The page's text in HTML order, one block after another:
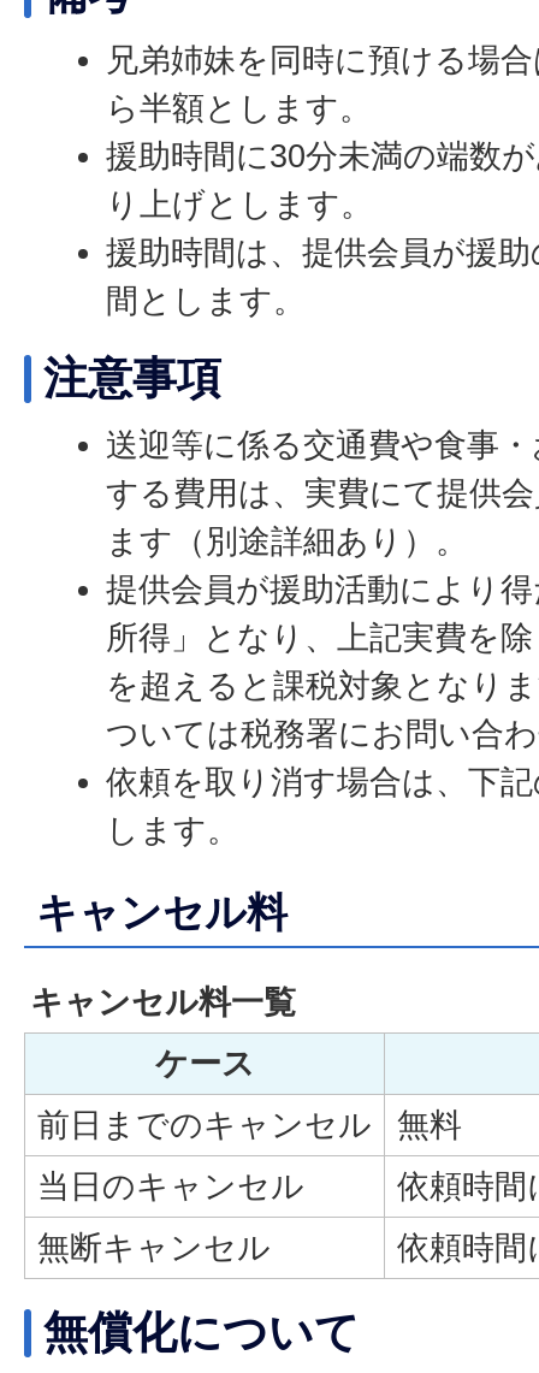
兄弟姉妹を同時に預ける場
ら半額とします。
援助時間に30分未満の端数
り上げとします。
援助時間は、提供会員が援
間とします。
注意事項
送迎等に係る交通費や食事
する費用は、実費にて提供
ます（別途詳細あり）。
提供会員が援助活動により
所得」となり、上記実費を
を超えると課税対象となり
ついては税務署にお問い合
依頼を取り消す場合は、下
します。
キャンセル料
キャンセル料一覧
ケース
前日までのキャンセル
無料
当日のキャンセル
依頼時間
無断キャンセル
依頼時間
無償化について